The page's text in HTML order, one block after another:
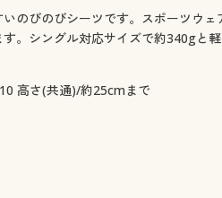
のびのびシーツです。スポーツウ
。シングル対応サイズで約340gと
高さ(共通)/約25cmまで